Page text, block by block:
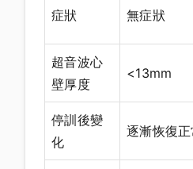
症狀 無症狀
超音波心
壁厚度
<13mm
停訓後變
化
逐漸恢復正